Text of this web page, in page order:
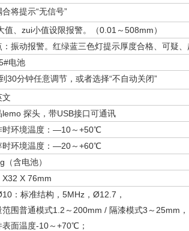
合将提示“无信号”
值、zui小值设限报警。（0.01～508mm）
：振动报警。红绿蓝三色灯提示厚度合格、可疑、
电池
30分钟任意调节，或者选择“不自动关闭”
文
lemo 探头，带USB接口可通讯
时环境温度：—10～+50℃
时环境温度：—20～+60℃
（含电池）
X32 X 76mm
：标准结构，5MHz，Ø12.7，
范围普通模式1.2～200mm / 隔漆模式3～25mm，
表面温度-10～+70℃；